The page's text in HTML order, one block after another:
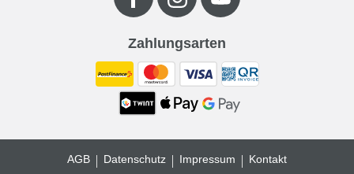
Zahlungsarten
AGB Datenschutz Impressum Kontakt